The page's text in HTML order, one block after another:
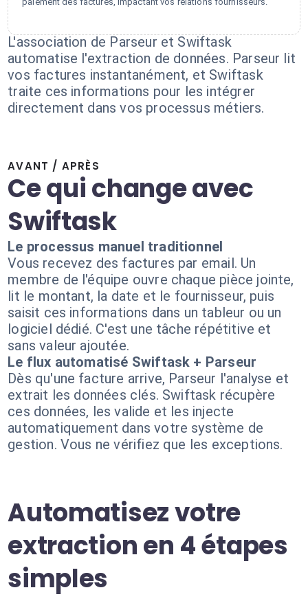
L'association de Parseur et Swiftask
automatise l'extraction de données. Parseur lit
vos factures instantanément, et Swiftask
traite ces informations pour les intégrer
directement dans vos processus métiers.
AVANT / APRÈS
Ce qui change avec
Swiftask
Le processus manuel traditionnel
Vous recevez des factures par email. Un
membre de l'équipe ouvre chaque pièce jointe,
lit le montant, la date et le fournisseur, puis
saisit ces informations dans un tableur ou un
logiciel dédié. C'est une tâche répétitive et
sans valeur ajoutée.
Le flux automatisé Swiftask + Parseur
Dès qu'une facture arrive, Parseur l'analyse et
extrait les données clés. Swiftask récupère
ces données, les valide et les injecte
automatiquement dans votre système de
gestion. Vous ne vérifiez que les exceptions.
Automatisez votre
extraction en 4 étapes
simples